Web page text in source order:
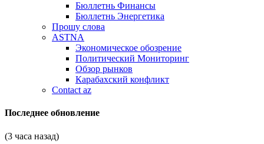
Бюллетнь Финансы
Бюллетнь Энергетика
Прошу слова
ASTNA
Экономическое обозрение
Политический Мониторинг
Обзор рынков
Карабахский конфликт
Contact az
Последнее обновление
(3 часа назад)